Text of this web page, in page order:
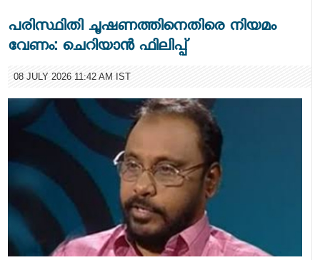
പരിസ്ഥിതി ചൂഷണത്തിനെതിരെ നിയമം
വേണം: ചെറിയാൻ ഫിലിപ്പ്
08 JULY 2026 11:42 AM IST